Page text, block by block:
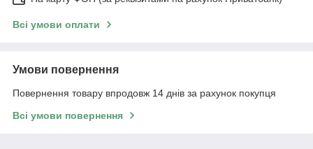
Всі умови оплати
Умови повернення
Повернення товару впродовж 14 днів за рахунок покупця
Всі умови повернення